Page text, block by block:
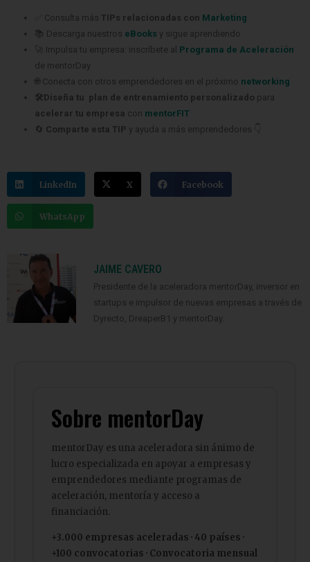
✅ Consulta más TIPs relacionadas con Marketing
📚 Descarga nuestros eBooks y sigue aprendiendo
🚀 Impulsa tu empresa: inscríbete al Programa de Aceleración
de mentorDay
🌐 Conecta con otros emprendedores en el próximo networking
🛠️Diseña tu plan de entrenamiento personalizado para
acelerar tu empresa con mentorFIT
🔄 Comparte esta TIP y ayuda a más emprendedores 👇
LinkedIn X Facebook
WhatsApp
JAIME CAVERO
Presidente de la aceleradora mentorDay, inversor en
startups e impulsor de nuevas empresas a través de
Dyrecto, DreaperB1 y mentorDay.
Sobre mentorDay
mentorDay es una aceleradora sin ánimo de
lucro especializada en apoyar a empresas y
emprendedores mediante programas de
aceleración, mentoría y acceso a
financiación.
+3.000 empresas aceleradas · 40 países ·
+100 convocatorias · Convocatoria mensual